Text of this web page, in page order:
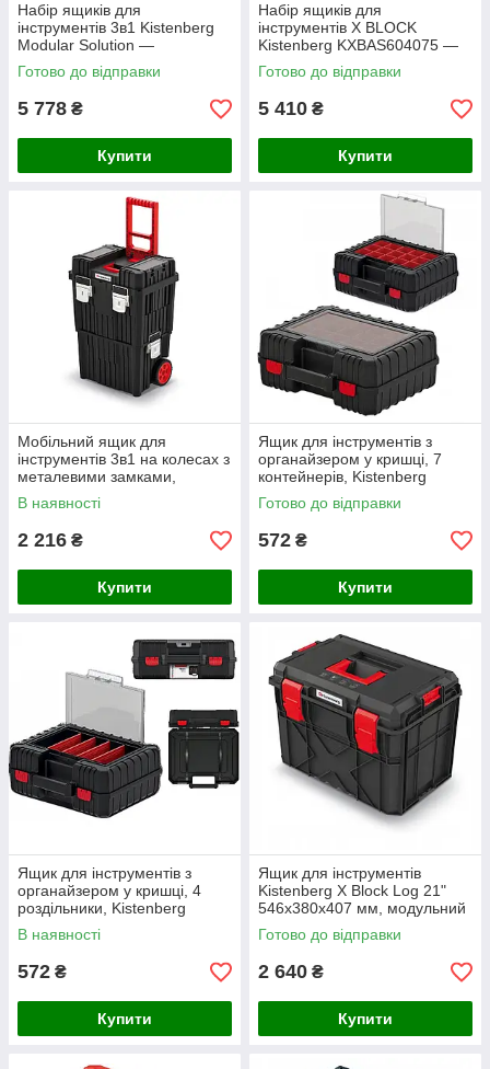
Набір ящиків для
інструментів 3в1 Kistenberg
Modular Solution —
модульний комплект на
колесах, телескопічна ручка
Готово до відправки
5 778 ₴
Купити
Набір ящиків для
інструментів X BLOCK
Kistenberg KXBAS604075 —
мобільний модульний кейс
на колесах, 546×380×685 мм,
Готово до відправки
5 410 ₴
Купити
Мобільний ящик для
інструментів 3в1 на колесах з
металевими замками,
Kistenberg Heavy KHVWM
В наявності
2 216 ₴
Купити
Ящик для інструментів з
органайзером у кришці, 7
контейнерів, Kistenberg
HEAVY KHV40B-S411
Готово до відправки
572 ₴
Купити
Ящик для інструментів з
органайзером у кришці, 4
роздільники, Kistenberg
HEAVY KHV40S-S411
В наявності
572 ₴
Купити
Ящик для інструментів
Kistenberg X Block Log 21"
546х380х407 мм, модульний
кейс для інструментів
Готово до відправки
2 640 ₴
Купити